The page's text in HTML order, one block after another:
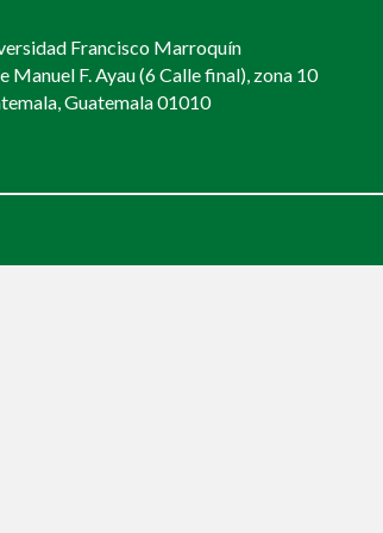
Francisco Marroquín
Manuel F. Ayau (6 Calle final), zona 10
Guatemala 01010